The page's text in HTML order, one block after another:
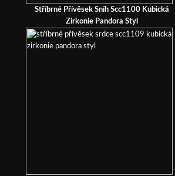
Stříbrné Přívěsek Sníh Scc1100 Kubická
Zirkonie Pandora Styl